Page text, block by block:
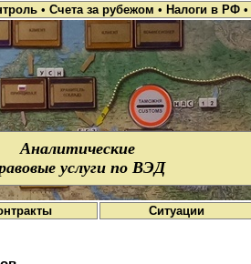
• Счета за рубежом • Налоги в РФ •
Аналитические
услуги по ВЭД
Ситуации